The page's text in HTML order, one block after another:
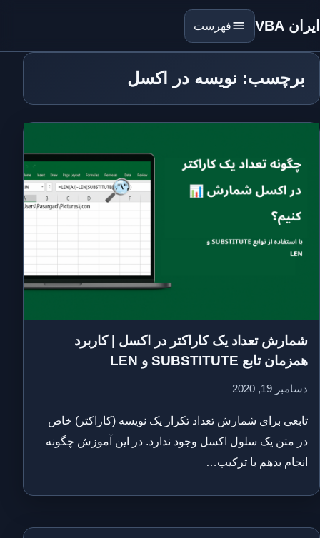
ایران VBA فهرست
برچسب: نویسه در اکسل
شمارش تعداد یک کاراکتر در اکسل | کاربرد
همزمان تابع SUBSTITUTE و LEN
دسامبر 19, 2020
تابعی برای شمارش تعداد تکرار یک نویسه (کاراکتر) خاص
در متن یک سلول اکسل وجود ندارد. در این آموزش چگونه
انجام بدهم با ترکیب…